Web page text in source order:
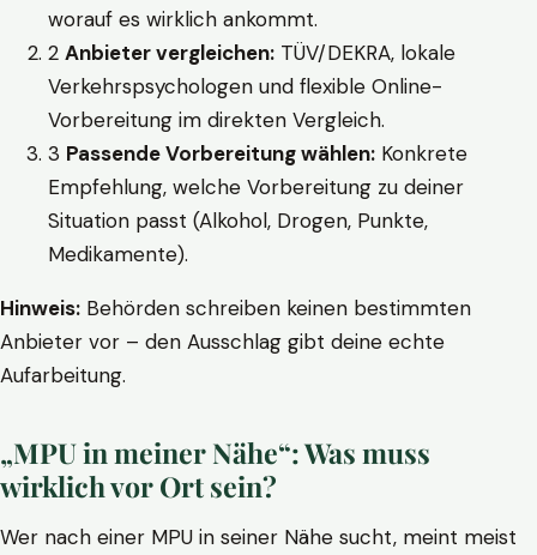
worauf es wirklich ankommt.
2 Anbieter vergleichen: TÜV/DEKRA, lokale
Verkehrspsychologen und flexible Online-
Vorbereitung im direkten Vergleich.
3 Passende Vorbereitung wählen: Konkrete
Empfehlung, welche Vorbereitung zu deiner
Situation passt (Alkohol, Drogen, Punkte,
Medikamente).
Hinweis: Behörden schreiben keinen bestimmten
Anbieter vor – den Ausschlag gibt deine echte
Aufarbeitung.
„MPU in meiner Nähe“: Was muss
wirklich vor Ort sein?
Wer nach einer MPU in seiner Nähe sucht, meint meist